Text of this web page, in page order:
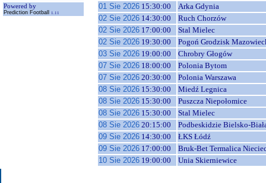
Powered by
Prediction Football 1.11
01 Sie 2026 15:30:00
Arka Gdynia
02 Sie 2026 14:30:00
Ruch Chorzów
02 Sie 2026 17:00:00
Stal Mielec
02 Sie 2026 19:30:00
Pogoń Grodzisk
03 Sie 2026 19:00:00
Chrobry Głogów
07 Sie 2026 18:00:00
Polonia Bytom
07 Sie 2026 20:30:00
Polonia Warszawa
08 Sie 2026 15:30:00
Miedź Legnica
08 Sie 2026 15:30:00
Puszcza Niepołomice
08 Sie 2026 15:30:00
Stal Mielec
08 Sie 2026 20:15:00
Podbeskidzie Bielsko-
09 Sie 2026 14:30:00
ŁKS Łódź
09 Sie 2026 17:00:00
Bruk-Bet Termalica
10 Sie 2026 19:00:00 Unia Skierniewice